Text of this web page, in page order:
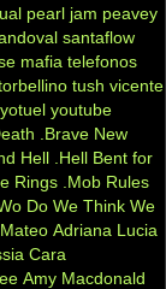
pearl jam peavey
santaflow
mafia telefonos
tush vicente
yotuel youtube
.Brave New
Hell .Hell Bent for
Rings .Mob Rules
Do We Think We
Adriana Lucia
Cara
Amy Macdonald